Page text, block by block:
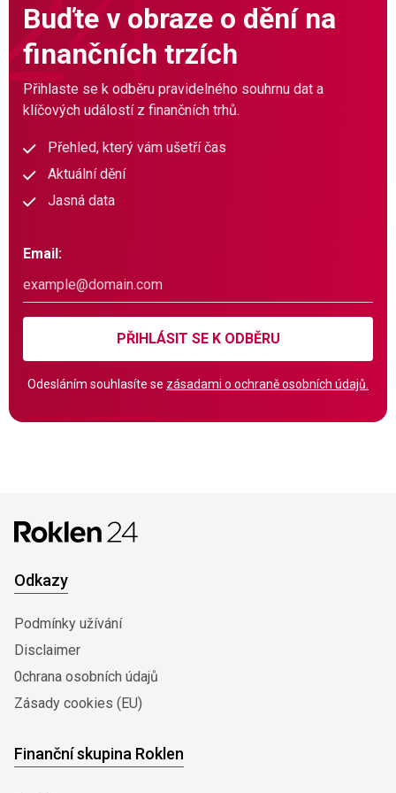
Buďte v obraze o dění na
finančních trzích
Přihlaste se k odběru pravidelného souhrnu dat a
klíčových událostí z finančních trhů.
Přehled, který vám ušetří čas
Aktuální dění
Jasná data
Email:
PŘIHLÁSIT SE K ODBĚRU
Odesláním souhlasíte se zásadami o ochraně osobních údajů.
Odkazy
Podmínky užívání
Disclaimer
0chrana osobních údajů
Zásady cookies (EU)
Finanční skupina Roklen